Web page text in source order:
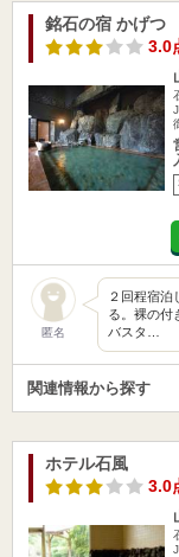
銘石の宿 かげつ
3.0
匿名
２回程宿泊
る。裸の付
バスタ…
関連情報から探す
ホテル石風
3.0